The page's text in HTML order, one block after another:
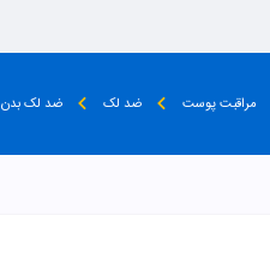
مراقبت پوست ضد لک ضد لک بدن